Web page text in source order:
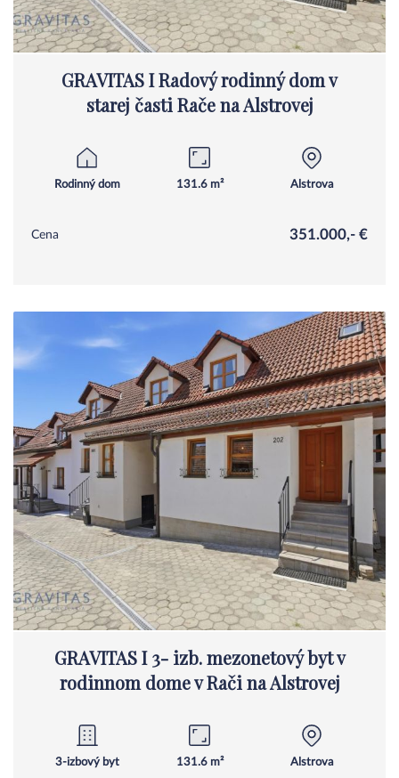
GRAVITAS I Radový rodinný dom v
starej časti Rače na Alstrovej
Rodinný dom 131.6 m² Alstrova
Cena 351.000,- €
GRAVITAS I 3- izb. mezonetový byt v
rodinnom dome v Rači na Alstrovej
3-izbový byt 131.6 m² Alstrova